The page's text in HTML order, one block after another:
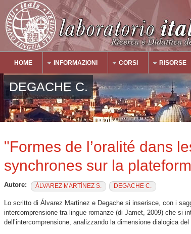
Main Menu
HOME INFORMAZIONI CORSI RISORSE
DEGACHE C.
"Formes de l’oralité dans
synchrones sur la
Autore: ÁLVAREZ MARTÍNEZ S. DEGACHE C.
Lo scritto di Álvarez Martinez e Degache si inserisce, con i
intercomprensione tra lingue romanze (di Jamet, 2009) che si
dell’intercomprensione, analizzando la dimensione dialogica